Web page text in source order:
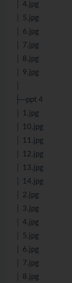
│ 4.jpg
│ 5.jpg
│ 6.jpg
│ 7.jpg
│ 8.jpg
│ 9.jpg
├─ppt 4
│ 1.jpg
│ 10.jpg
│ 11.jpg
│ 12.jpg
│ 13.jpg
│ 14.jpg
│ 2.jpg
│ 3.jpg
│ 4.jpg
│ 5.jpg
│ 6.jpg
│ 7.jpg
│ 8.jpg